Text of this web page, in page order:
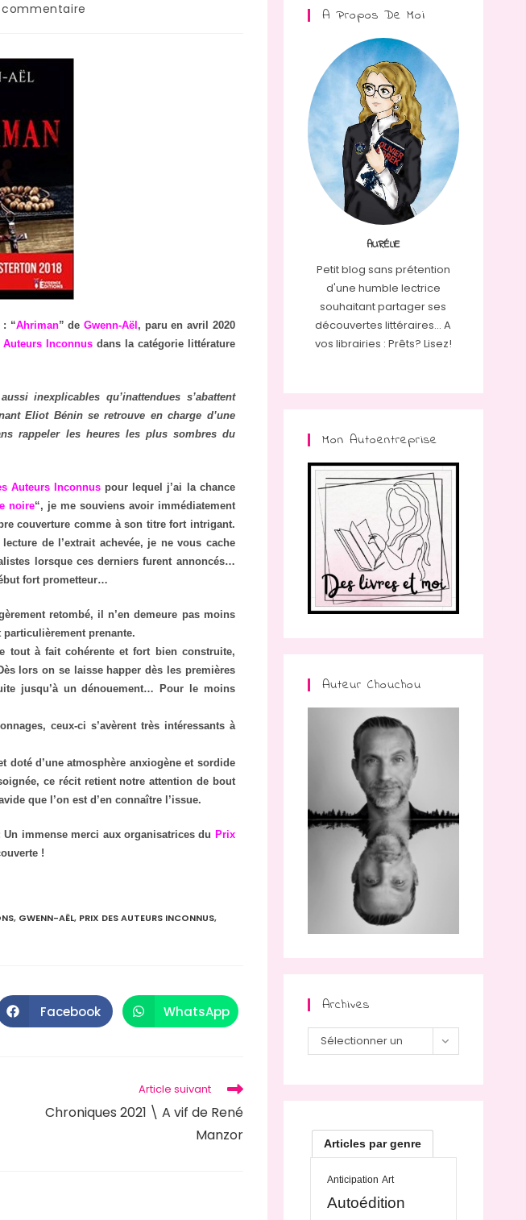
: “Ahriman” de Gwenn-Aël , paru en avril 2020
Auteurs Inconnus dans la catégorie littérature
inexplicables qu’inattendues s’abattent
Eliot Bénin se retrouve en charge d’une
rappeler les heures les plus sombres du
Auteurs Inconnuspour lequel j’ai la chance
noire“, je me souviens avoir immédiatement
couverture comme à son titre fort intrigant.
de l’extrait achevée, je ne vous cache
lorsque ces derniers furent annoncés…
fort prometteur…
retombé, il n’en demeure pas moins
particulièrement prenante.
tout à fait cohérente et fort bien construite,
lors on se laisse happer dès les premières
jusqu’à un dénouement… Pour le moins
ceux-ci s’avèrent très intéressants à
doté d’une atmosphère anxiogène et sordide
ce récit retient notre attention de bout
que l’on est d’en connaître l’issue.
immense merci aux organisatrices du Prix
!
, GWENN-AËL, PRIX DES AUTEURS INCONNUS,
Facebook WhatsApp
Article suivant
Chroniques 2021 \ A vif de René
Manzor
A Propos De Moi
AURÉLIE
Petit blog sans prétention
d'une humble lectrice
souhaitant partager ses
découvertes littéraires... A
vos librairies : Prêts? Lisez!
Mon Autoentreprise
Auteur Chouchou
Archives
Sélectionner un
Articles par genre
Anticipation Art
Autoédition